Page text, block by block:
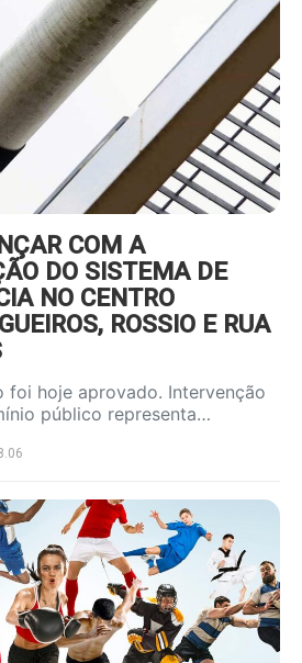
08/videov-
COM A
DO SISTEMA DE
NO CENTRO
ROSSIO E RUA
foi hoje aprovado. Intervenção
público representa…
wp-
01/desporto-